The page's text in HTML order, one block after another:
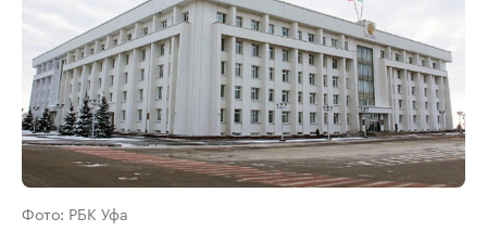
Фото: РБК Уфа